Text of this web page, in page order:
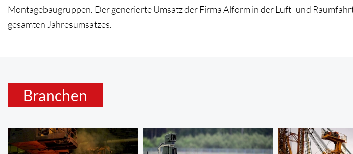
Montagebaugruppen. Der generierte Umsatz der Firma Alform in der Luft- und
gesamten Jahresumsatzes.
Branchen